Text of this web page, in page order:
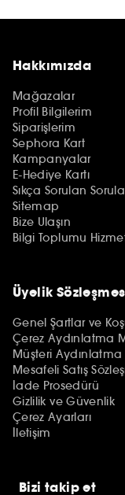
Hakkımızda
Mağazalar
Profil Bilgilerim
Siparişlerim
Sephora Kart
Kampanyalar
E-Hediye Kartı
Sıkça Sorulan
Sitemap
Bize Ulaşın
Bilgi Toplumu
Üyelik
Genel Şartlar ve
Çerez Aydınlatma
Müşteri
Mesafeli Satış
İade Prosedürü
Gizlilik ve Güvenlik
Çerez Ayarları
İletişim
Bizi takip et